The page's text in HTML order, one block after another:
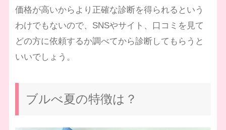
価格が高いからより正確な診断を得られるという
わけでもないので、SNSやサイト、口コミを見て
どの方に依頼するか調べてから診断してもらうと
いいでしょう。
ブルべ夏の特徴は？